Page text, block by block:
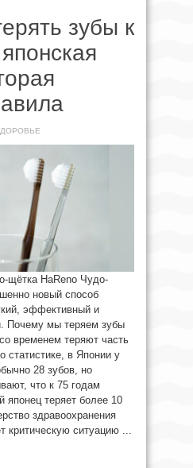
зубы к
щётка HaReno Чудо-
новый способ
эффективный и
Почему мы теряем зубы
временем теряют часть
статистике, в Японии у
28 зубов, но
что к 75 годам
японец теряет более 10
здравоохранения
критическую ситуацию ...